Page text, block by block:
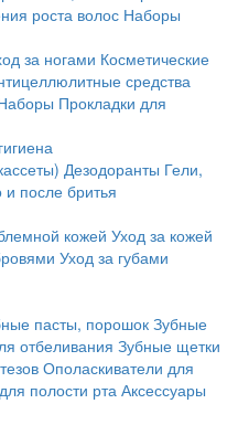
роста волос Наборы
за ногами Косметические
средства
Прокладки для
Дезодоранты Гели,
после бритья
кожей Уход за кожей
Уход за губами
пасты, порошок Зубные
отбеливания Зубные щетки
Ополаскиватели для
полости ртаАксессуары